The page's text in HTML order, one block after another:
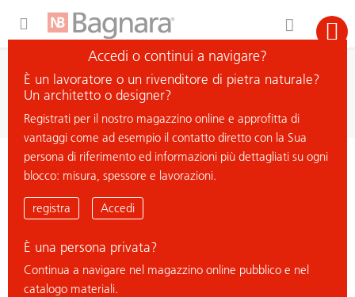
cerca materiale
< ritorna all'elenco
CRISTALLINO
% Deal
Accedi o continui a navigare?
È un lavoratore o un rivenditore di pietra naturale?
Un architetto o designer?
Registrati per il nostro magazzino online e approfitta di
vantaggi come ad esempio il contatto diretto con la Sua
persona di riferimento ed informazioni più dettagliati su ogni
blocco: misura, spessore e lavorazioni.
registra Accedi
È una persona privata?
Continua a navigare nel magazzino online pubblico e nel
catalogo materiali.